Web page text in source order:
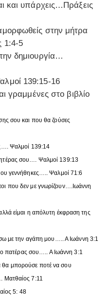
και υπάρχεις…Πράξεις
στην μήτρα
1:4-5
δημιουργία…
139:15-16
γραμμένες στο βιβλίο
σου και που θα ζούσες
Ψαλμοί 139:14
σου…. Ψαλμοί 139:13
γεννήθηκες….. Ψαλμοί 71:6
που δεν με γνωρίζουν….Ιωάννη
είμαι η απόλυτη έκφραση της
με την αγάπη μου….. Α Ιωάννη 3:1
ο πατέρας σου….. Α Ιωάννη 3:1
μπορούσε ποτέ να σου
Ματθαίος 7:11
5: 48